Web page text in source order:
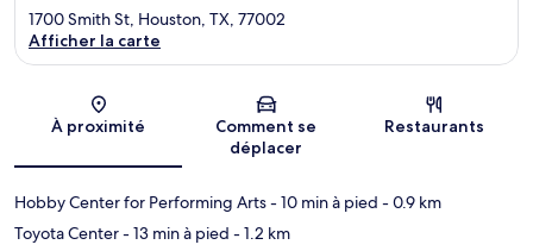
Carte
1700 Smith St, Houston, TX, 77002
Afficher la carte
À proximité
Comment se
déplacer
Restaurants
Hobby Center for Performing Arts- 10 min à pied - 0.9 km
Toyota Center- 13 min à pied - 1.2 km